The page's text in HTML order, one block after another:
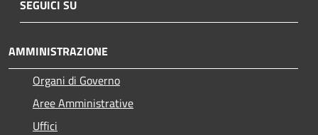
SEGUICI SU
AMMINISTRAZIONE
Organi di Governo
Aree Amministrative
Uffici